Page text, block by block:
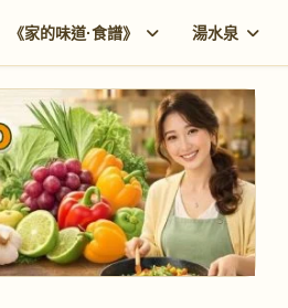
《家的味道·食譜》 湯水泉